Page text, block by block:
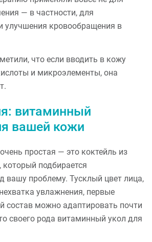
— в частности, для
улучшения кровообращения в
что если вводить в кожу
и микроэлементы, она
витаминный
вашей кожи
простая — это коктейль из
подбирается
вашу проблему. Тусклый цвет лица,
увлажнения, первые
можно адаптировать почти
своего рода витаминный укол для